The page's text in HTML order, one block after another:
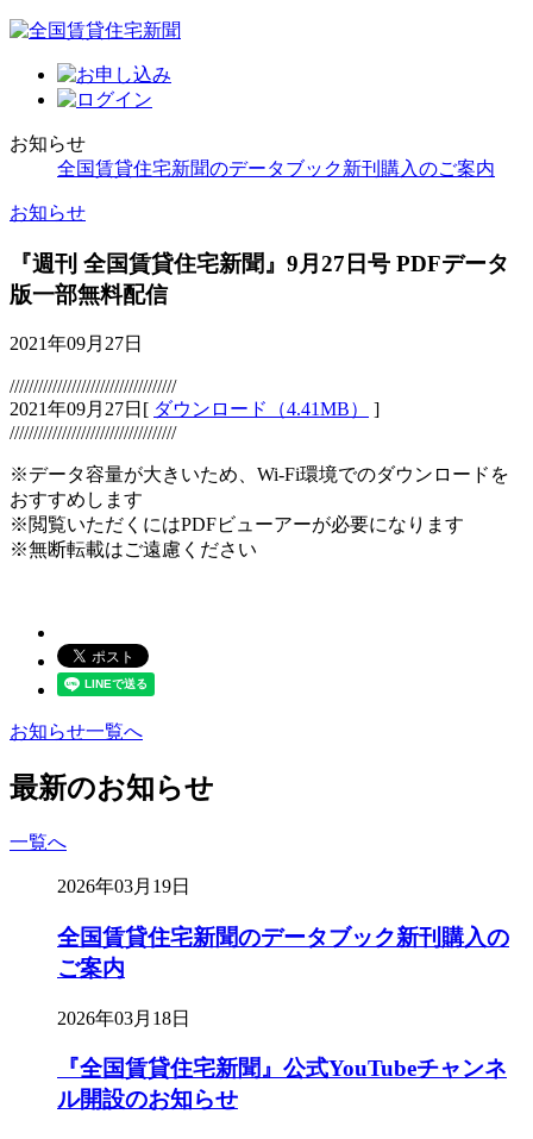
お知らせ
全国賃貸住宅新聞のデータブック新刊購入のご案内
お知らせ
『週刊 全国賃貸住宅新聞』9月27日号 PDFデータ
版一部無料配信
2021年09月27日
///////////////////////////////////
2021年09月27日[ ダウンロード（4.41MB）
]
///////////////////////////////////
※データ容量が大きいため、Wi-Fi環境でのダウンロードを
おすすめします
※閲覧いただくにはPDFビューアーが必要になります
※無断転載はご遠慮ください
お知らせ一覧へ
最新のお知らせ
一覧へ
2026年03月19日
全国賃貸住宅新聞のデータブック新刊購入の
ご案内
2026年03月18日
『全国賃貸住宅新聞』公式YouTubeチャンネ
ル開設のお知らせ